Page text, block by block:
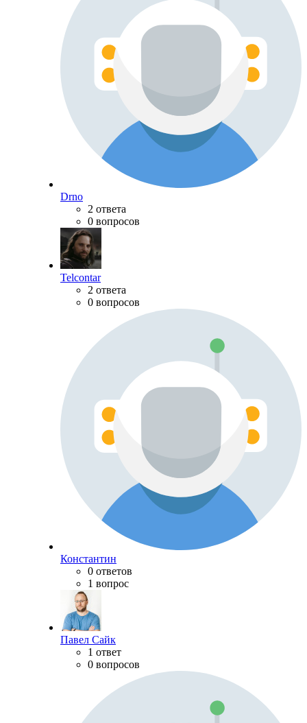
Drno
2 ответа
0 вопросов
Telcontar
2 ответа
0 вопросов
Константин
0 ответов
1 вопрос
Павел Сайк
1 ответ
0 вопросов